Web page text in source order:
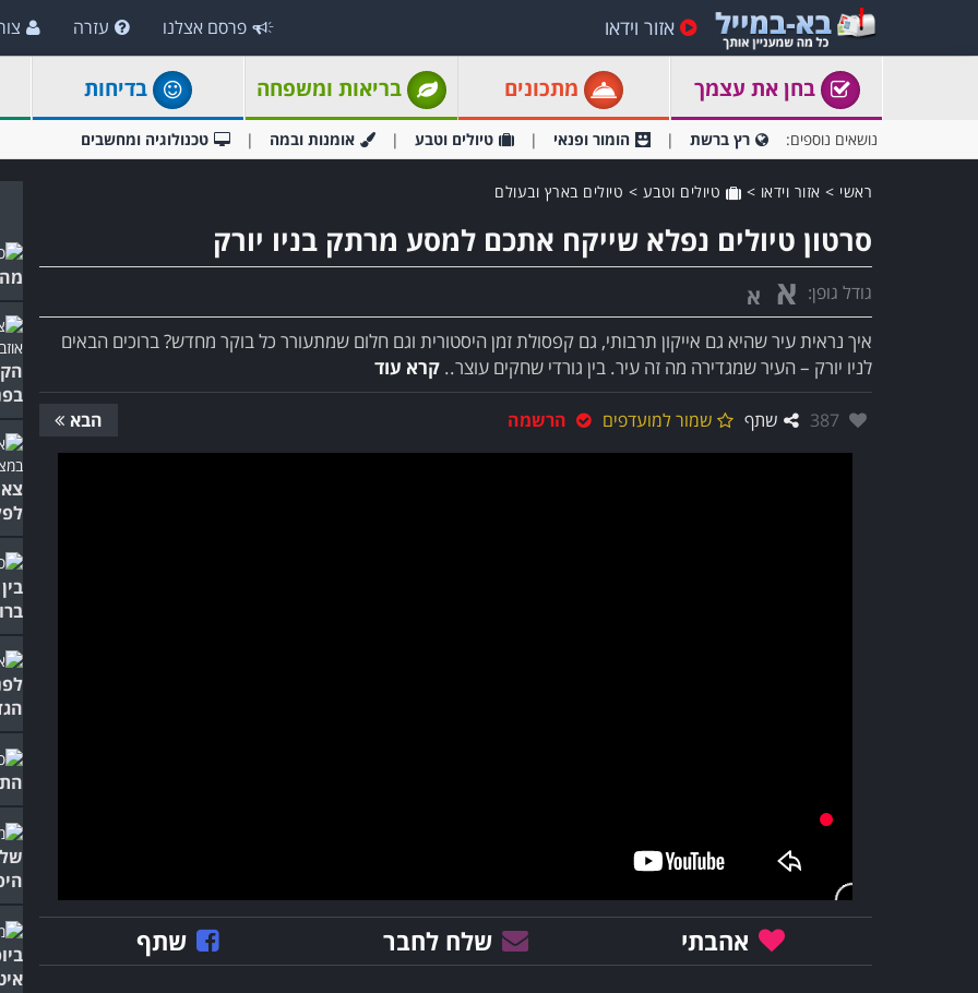
אזור וידאו פרסם אצלנו עזרה
בחן את עצמך מתכונים בריאות ומשפחה בדיחות
נושאים נוספים: רץ ברשת הומור ופנאי טיולים וטבע אומנות ובמה טכנולוגיה ומחשבים
ראשי > אזור וידאו > טיולים וטבע > טיולים בארץ ובעולם
סרטון טיולים נפלא שייקח אתכם למסע מרתק בניו יורק
גודל גופן: א א
איך נראית עיר שהיא גם אייקון תרבותי, גם קפסולת זמן היסטורית וגם חלום שמתעורר כל בוקר מחדש? ברוכים הבאים
לניו יורק – העיר שמגדירה מה זה עיר. בין גורדי שחקים עוצר.. קרא עוד
אהבו:
387 שתף שמור למועדפים הרשמה הבא
אהבתי שלח לחבר שתף